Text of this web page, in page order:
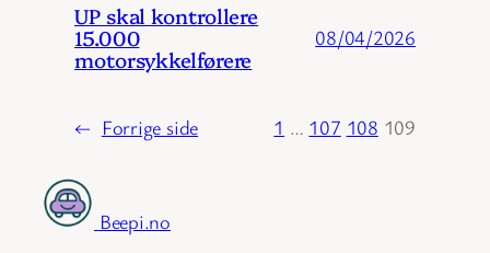
UP skal kontrollere
15.000
motorsykkelførere
08/04/2026
← Forrige side 1 … 107 108 109
Beepi.no